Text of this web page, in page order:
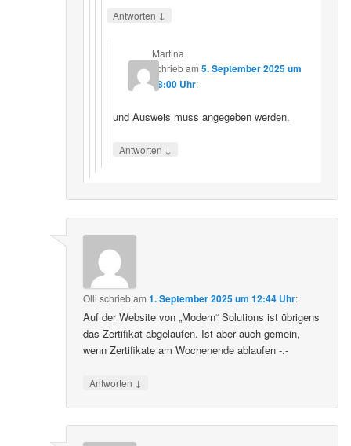
Antworten ↓
Martina
schriebam 5. September 2025 um
18:00 Uhr:
und Ausweis muss angegeben werden.
Antworten ↓
Olli schriebam1. September 2025 um 12:44 Uhr:
Auf der Website von „Modern“ Solutions ist übrigens
das Zertifikat abgelaufen. Ist aber auch gemein,
wenn Zertifikate am Wochenende ablaufen -.-
Antworten ↓